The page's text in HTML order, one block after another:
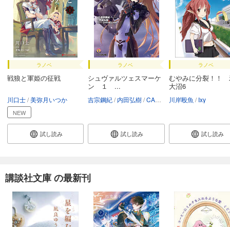
ラノベ
戦狼と軍姫の征戦
川口士 美弥月いつか
NEW
試し読み
ラノベ
シュヴァルツェスマーケ
ン １ ...
吉宗鋼紀 内田弘樹 CARNELIAN
試し読み
ラノベ
むやみに分裂！！
大沼6
川岸殴魚 Ixy
試し読み
講談社文庫 の最新刊